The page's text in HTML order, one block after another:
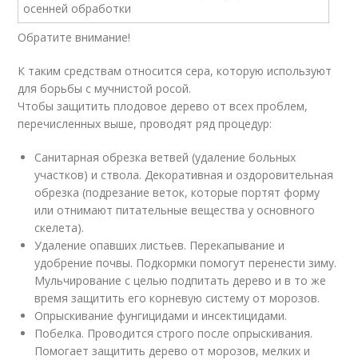
Обратите внимание!
К таким средствам относится сера, которую используют
для борьбы с мучнистой росой.
Чтобы защитить плодовое дерево от всех проблем,
перечисленных выше, проводят ряд процедур:
Санитарная обрезка ветвей (удаление больных
участков) и ствола. Декоративная и оздоровительная
обрезка (подрезание веток, которые портят форму
или отнимают питательные вещества у основного
скелета).
Удаление опавших листьев. Перекапывание и
удобрение почвы. Подкормки помогут перенести зиму.
Мульчирование с целью подпитать дерево и в то же
время защитить его корневую систему от морозов.
Опрыскивание фунгицидами и инсектицидами.
Побелка. Проводится строго после опрыскивания.
Помогает защитить дерево от морозов, мелких и